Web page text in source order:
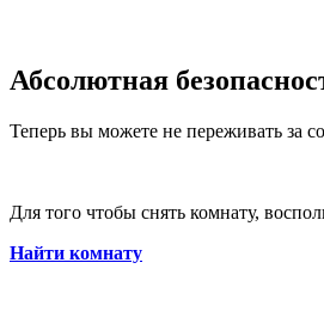
Абсолютная
Теперь вы можете не переживать за
Для того чтобы снять комнату,
Найти комнату